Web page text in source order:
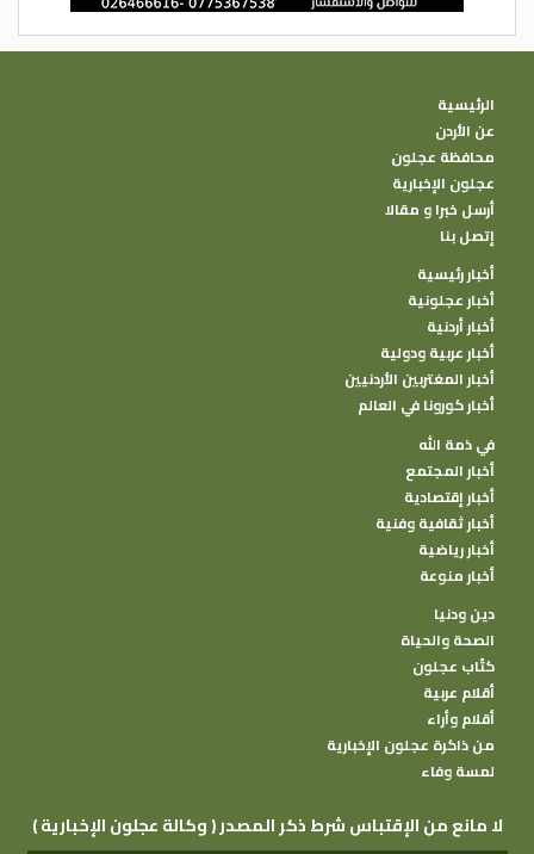
الرئيسية
عن الأردن
محافظة عجلون
عجلون الإخبارية
أرسل خبرا و مقالا
إتصل بنا
أخبار رئيسية
أخبار عجلونية
أخبار أردنية
أخبار عربية ودولية
أخبار المغتربين الأردنيين
أخبار كورونا في العالم
في ذمة الله
أخبار المجتمع
أخبار إقتصادية
أخبار ثقافية وفنية
أخبار رياضية
أخبار منوعة
دين ودنيا
الصحة والحياة
كتًاب عجلون
أقلام عربية
أقلام وأراء
من ذاكرة عجلون الإخبارية
لمسة وفاء
( وكالة عجلون الإخبارية ) لا مانع من الإقتباس شرط ذكر المصدر